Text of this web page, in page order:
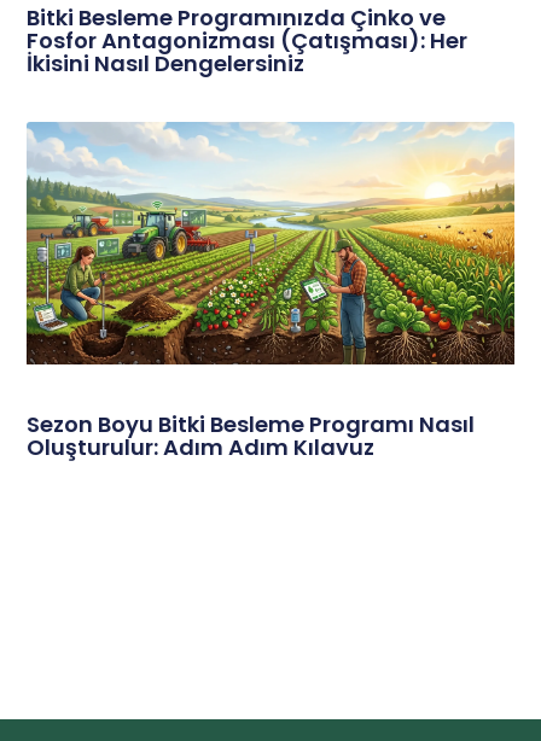
Bitki Besleme Programınızda Çinko ve
Fosfor Antagonizması (Çatışması): Her
İkisini Nasıl Dengelersiniz
Sezon Boyu Bitki Besleme Programı Nasıl
Oluşturulur: Adım Adım Kılavuz